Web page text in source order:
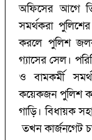
অফিসের আগে
সমর্থকরা
করলে পুলিশ
গ্যাসের সেল।
ও বামকর্মী
কয়েকজন পুলিশ
গাড়ি। বিধায়ক
তখন কার্জনগেট